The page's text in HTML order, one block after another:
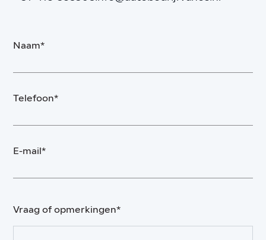
Naam*
Telefoon*
E-mail*
Vraag of opmerkingen*